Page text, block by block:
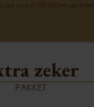
jaar oud of 200.000 km gereden
zeker
PAKKET